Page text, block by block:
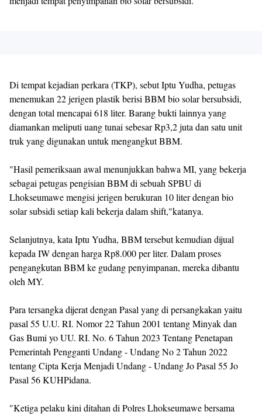
Di tempat kejadian perkara (TKP), sebut Iptu Yudha, petugas
menemukan 22 jerigen plastik berisi BBM bio solar bersubsidi,
dengan total mencapai 618 liter. Barang bukti lainnya yang
diamankan meliputi uang tunai sebesar Rp3,2 juta dan satu unit
truk yang digunakan untuk mengangkut BBM.
"Hasil pemeriksaan awal menunjukkan bahwa MI, yang bekerja
sebagai petugas pengisian BBM di sebuah SPBU di
Lhokseumawe mengisi jerigen berukuran 10 liter dengan bio
solar subsidi setiap kali bekerja dalam shift,"katanya.
Selanjutnya, kata Iptu Yudha, BBM tersebut kemudian dijual
kepada IW dengan harga Rp8.000 per liter. Dalam proses
pengangkutan BBM ke gudang penyimpanan, mereka dibantu
oleh MY.
Para tersangka dijerat dengan Pasal yang di persangkakan yaitu
pasal 55 U.U. RI. Nomor 22 Tahun 2001 tentang Minyak dan
Gas Bumi yo UU. RI. No. 6 Tahun 2023 Tentang Penetapan
Pemerintah Pengganti Undang - Undang No 2 Tahun 2022
tentang Cipta Kerja Menjadi Undang - Undang Jo Pasal 55 Jo
Pasal 56 KUHPidana.
"Ketiga pelaku kini ditahan di Polres Lhokseumawe bersama